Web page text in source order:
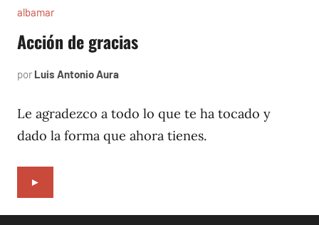
albamar
Acción de gracias
por Luis Antonio Aura
1996
Le agradezco a todo lo que te ha tocado y
dado la forma que ahora tienes.
►